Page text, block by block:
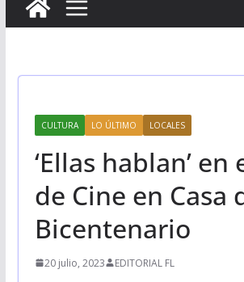
CULTURA LO ÚLTIMO LOCALES
‘Ellas hablan’ en
de Cine en Casa
Bicentenario
20 julio, 2023 EDITORIAL FL